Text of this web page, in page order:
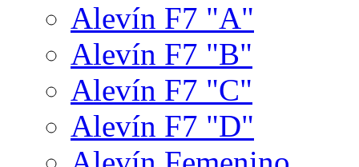
Alevín F7 "A"
Alevín F7 "B"
Alevín F7 "C"
Alevín F7 "D"